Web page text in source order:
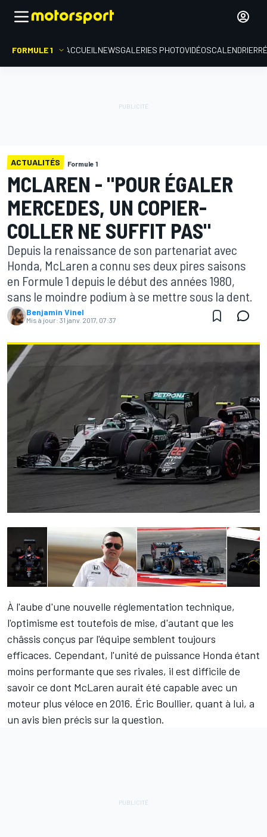
FORMULE 1 ACCUEIL NEWSGALERIES PHOTOVIDÉOSCALENDRIER
ACTUALITÉS Formule 1
MCLAREN - "POUR ÉGALER
MERCEDES, UN COPIER-
COLLER NE SUFFIT PAS"
Depuis la renaissance de son partenariat avec
Honda, McLaren a connu ses deux pires saisons
en Formule 1 depuis le début des années 1980,
sans le moindre podium à se mettre sous la dent.
Benjamin Vinel
Mis à jour: 31 janv. 2017, 07:37
À l'aube d'une nouvelle réglementation technique,
l'optimisme est toutefois de mise, d'autant que les
châssis conçus par l'équipe semblent toujours
efficaces. Cependant, l'unité de puissance Honda étant
moins performante que ses rivales, il est difficile de
savoir ce dont McLaren aurait été capable avec un
moteur plus véloce en 2016. Éric Boullier, quant à lui, a
un avis bien précis sur la question.